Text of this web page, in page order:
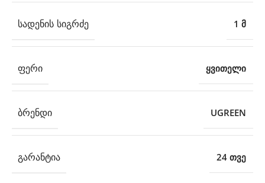
ᲡᲐᲓᲔᲜᲘᲡ ᲡᲘᲒᲠᲫᲔ 1 მ
ᲤᲔᲠᲘ ყვითელი
ᲑᲠᲔᲜᲓᲘ UGREEN
ᲒᲐᲠᲐᲜᲢᲘᲐ 24 თვე